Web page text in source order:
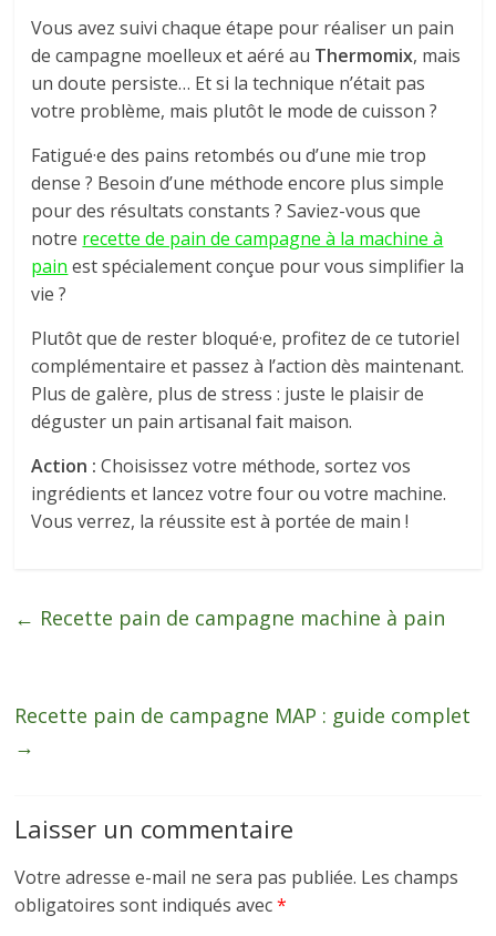
Vous avez suivi chaque étape pour réaliser un pain
de campagne moelleux et aéré au Thermomix, mais
un doute persiste… Et si la technique n’était pas
votre problème, mais plutôt le mode de cuisson ?
Fatigué·e des pains retombés ou d’une mie trop
dense ? Besoin d’une méthode encore plus simple
pour des résultats constants ? Saviez-vous que
notre recette de pain de campagne à la machine à
pain est spécialement conçue pour vous simplifier la
vie ?
Plutôt que de rester bloqué·e, profitez de ce tutoriel
complémentaire et passez à l’action dès maintenant.
Plus de galère, plus de stress : juste le plaisir de
déguster un pain artisanal fait maison.
Action : Choisissez votre méthode, sortez vos
ingrédients et lancez votre four ou votre machine.
Vous verrez, la réussite est à portée de main !
← Recette pain de campagne machine à pain
Recette pain de campagne MAP : guide complet
→
Laisser un commentaire
Votre adresse e-mail ne sera pas publiée. Les champs
obligatoires sont indiqués avec*